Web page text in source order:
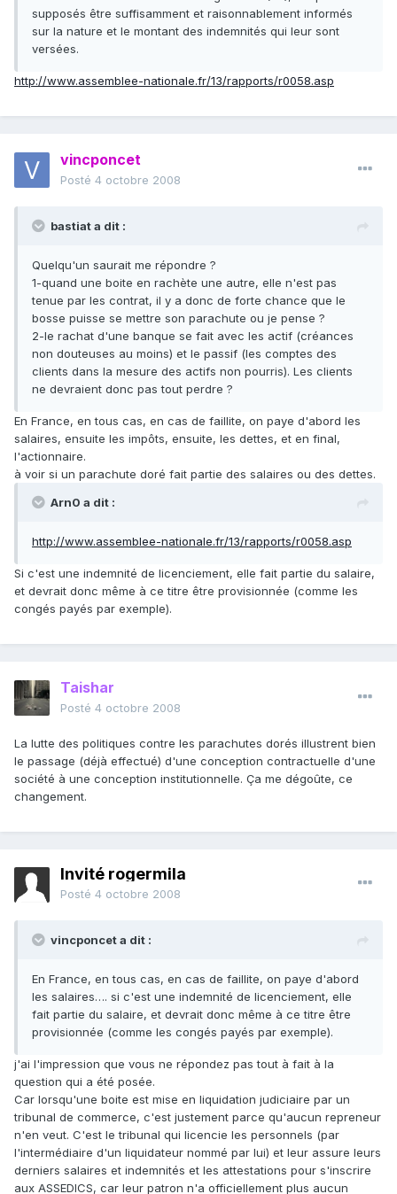
supposés être suffisamment et raisonnablement informés
sur la nature et le montant des indemnités qui leur sont
versées.
http://www.assemblee-nationale.fr/13/rapports/r0058.asp
vincponcet
Posté 4 octobre 2008
bastiat a dit :
Quelqu'un saurait me répondre ?
1-quand une boite en rachète une autre, elle n'est pas
tenue par les contrat, il y a donc de forte chance que le
bosse puisse se mettre son parachute ou je pense ?
2-le rachat d'une banque se fait avec les actif (créances
non douteuses au moins) et le passif (les comptes des
clients dans la mesure des actifs non pourris). Les clients
ne devraient donc pas tout perdre ?
En France, en tous cas, en cas de faillite, on paye d'abord les
salaires, ensuite les impôts, ensuite, les dettes, et en final,
l'actionnaire.
à voir si un parachute doré fait partie des salaires ou des dettes.
Arn0 a dit :
http://www.assemblee-nationale.fr/13/rapports/r0058.asp
Si c'est une indemnité de licenciement, elle fait partie du salaire,
et devrait donc même à ce titre être provisionnée (comme les
congés payés par exemple).
Taishar
Posté 4 octobre 2008
La lutte des politiques contre les parachutes dorés illustrent bien
le passage (déjà effectué) d'une conception contractuelle d'une
société à une conception institutionnelle. Ça me dégoûte, ce
changement.
Invité rogermila
Posté 4 octobre 2008
vincponcet a dit :
En France, en tous cas, en cas de faillite, on paye d'abord
les salaires…. si c'est une indemnité de licenciement, elle
fait partie du salaire, et devrait donc même à ce titre être
provisionnée (comme les congés payés par exemple).
j'ai l'impression que vous ne répondez pas tout à fait à la
question qui a été posée.
Car lorsqu'une boite est mise en liquidation judiciaire par un
tribunal de commerce, c'est justement parce qu'aucun repreneur
n'en veut. C'est le tribunal qui licencie les personnels (par
l'intermédiaire d'un liquidateur nommé par lui) et leur assure leurs
derniers salaires et indemnités et les attestations pour s'inscrire
aux ASSEDICS, car leur patron n'a officiellement plus aucun